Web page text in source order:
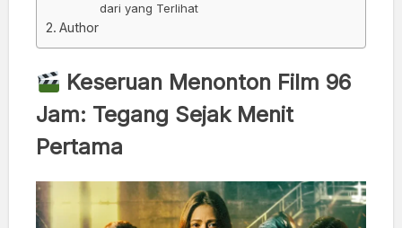
dari yang Terlihat
Author
Keseruan Menonton Film 96
Jam: Tegang Sejak Menit
Pertama